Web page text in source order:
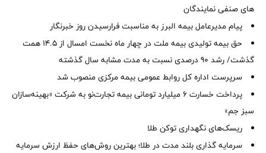
های صنفی نمایندگان
پیام مدیرعامل بیمه البرز به مناسبت فرارسیدن روز خبرنگار
حق بیمه تولیدی بیمه ملت در چهار ماه نخست امسال از 14.5 همت
گذشت/ رشد 90 درصدی نسبت به مدت مشابه سال گذشته
سرپرست اداره كل روابط عمومی بیمه مركزی منصوب شد
پرداخت خسارت ۶ میلیارد تومانی بیمه تجارت‌نو به شرکت «بهینه‌سازان
سبز جم»
ریسک‌های نگهداری توکن طلا
سرمایه گذاری بلند مدت در طلا؛ بهترین روش‌های حفظ ارزش سرمایه